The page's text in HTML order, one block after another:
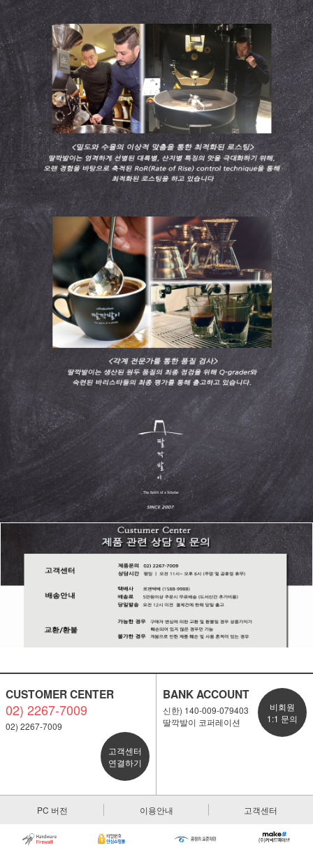
CUSTOMER CENTER
02) 2267-7009
02) 2267-7009
고객센터
연결하기
BANK ACCOUNT
신한) 140-009-079403
딸깍발이 코퍼레이션
비회원
1:1 문의
PC 버전 이용안내 고객센터